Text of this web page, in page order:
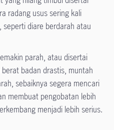
radang usus sering kali
seperti diare berdarah atau
parah, atau disertai
badan drastis, muntah
sebaiknya segera mencari
membuat pengobatan lebih
menjadi lebih serius.